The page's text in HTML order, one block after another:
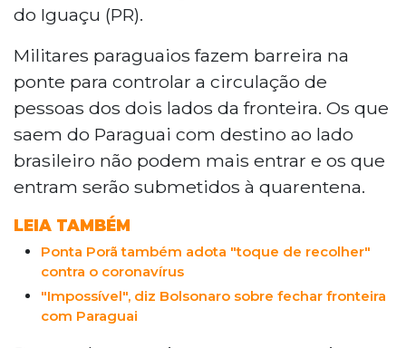
do Iguaçu (PR).
Militares paraguaios fazem barreira na
ponte para controlar a circulação de
pessoas dos dois lados da fronteira. Os que
saem do Paraguai com destino ao lado
brasileiro não podem mais entrar e os que
entram serão submetidos à quarentena.
LEIA TAMBÉM
Ponta Porã também adota "toque de recolher"
contra o coronavírus
"Impossível", diz Bolsonaro sobre fechar fronteira
com Paraguai